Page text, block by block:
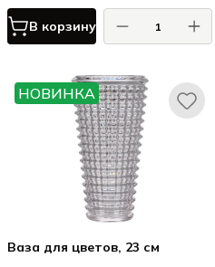
В корзину
НОВИНКА
Ваза для цветов, 23 см